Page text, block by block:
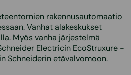
rakennusautomaatio
Vanhat alakeskukset
Myös vanha järjestelmä
Electricin EcoStruxure -
Schneiderin etävalvomoon.